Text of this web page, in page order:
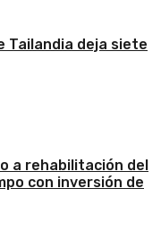
Tailandia deja siete
a rehabilitación del
con inversión de